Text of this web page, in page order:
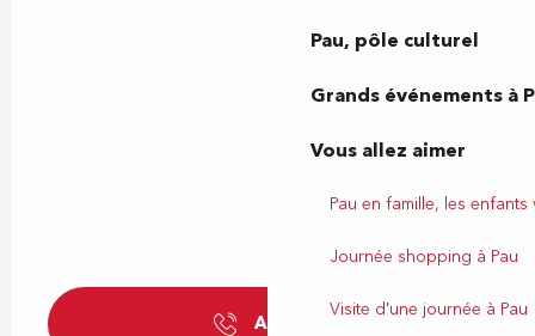
Pau, pôle culturel
Grands événements à
Vous allez aimer
Pau en famille, les
Journée shopping à Pau
Visite d'une journée à Pau
Appeler